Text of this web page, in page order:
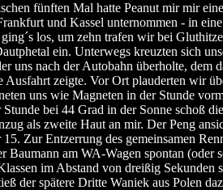
fünften Mal hatte Peanut mir mir
und Kassel unternommen - in
los, um zehn trafen wir bei
ein. Unterwegs kreuzten sich
uns nach der Autobahn überholte, dem
Ausfahrt zeigte. Vor Ort plauderten wir
uns wie Magneten in der Stunde
Stunde bei 44 Grad in der Sonne schoß
als zweite Haut an mir. Der Peng
Zur Entzerrung des gemeinsamen
Baumann am WA-Wagen spontan (oder
im Abstand von dreißig Sekunden
der spätere Dritte Waniek aus Polen